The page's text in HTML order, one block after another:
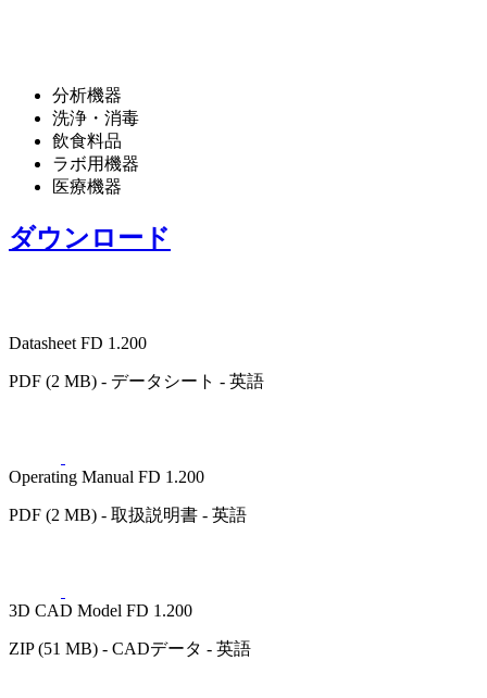
分析機器
洗浄・消毒
飲食料品
ラボ用機器
医療機器
ダウンロード
Datasheet FD 1.200
PDF (2 MB) - データシート - 英語
Operating Manual FD 1.200
PDF (2 MB) - 取扱説明書 - 英語
3D CAD Model FD 1.200
ZIP (51 MB) - CADデータ - 英語